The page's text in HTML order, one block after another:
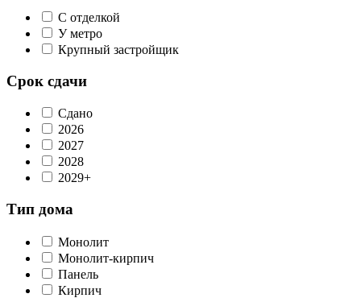
С отделкой
У метро
Крупный застройщик
Срок сдачи
Сдано
2026
2027
2028
2029+
Тип дома
Монолит
Монолит-кирпич
Панель
Кирпич